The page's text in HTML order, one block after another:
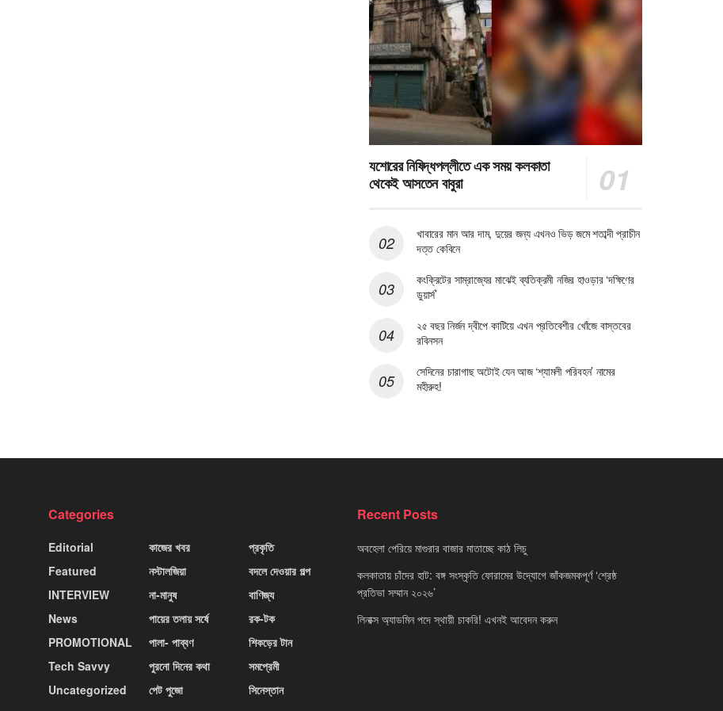
যশোরের নিষিদ্ধপল্লীতে এক সময় কলকাতা
থেকেই আসতেন বাবুরা
খাবারের মান আর দাম, দুয়ের জন্য এখনও ভিড় জমে শতাব্দী প্রাচীন
দত্ত কেবিনে
কংক্রিটের সাম্রাজ্যের মাঝেই ব্যতিক্রমী নজির হাওড়ার ‘দক্ষিণের
ডুয়ার্স’
২৫ বছর নির্জন দ্বীপে কাটিয়ে এখন প্রতিবেশীর খোঁজে বাস্তবের
রবিনসন
সেদিনের চারাগাছ অটোই যেন আজ ‘শ্যামলী পরিবহন’ নামের
মহীরুহ!
Categories
Editorial
Featured
INTERVIEW
News
PROMOTIONAL
Tech Savvy
Uncategorized
কাজের খবর
নস্টালজিয়া
না-মানুষ
পায়ের তলায় সর্ষে
পালা- পাব্বণ
পুরনো দিনের কথা
পেট পুজো
প্রকৃতি
বদলে দেওয়ার গল্প
বাণিজ্য
রক-টক
শিকড়ের টান
সমপ্রেমী
সিনেস্তান
Recent Posts
অবহেলা পেরিয়ে মাগুরার বাজার মাতাচ্ছে কাঠ লিচু
কলকাতায় চাঁদের হাট: বঙ্গ সংস্কৃতি ফোরামের উদ্যোগে জাঁকজমকপূর্ণ ‘শ্রেষ্ঠ
প্রতিভা সম্মান ২০২৬’
লিনাক্স অ্যাডমিন পদে স্থায়ী চাকরি! এখনই আবেদন করুন